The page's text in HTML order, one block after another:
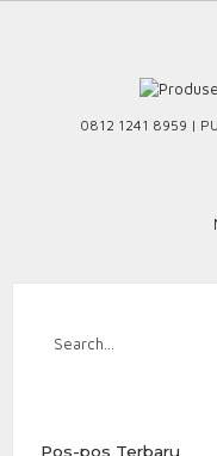
0812 1241 8959 |
Pos-pos Terbaru